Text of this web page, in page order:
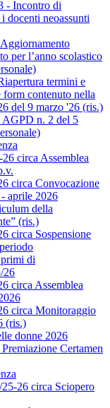
- Incontro di
docenti neoassunti
per l’anno scolastico
termini e
contenuto nella
del 9 marzo '26 (ris.)
AGPD n. 2 del 5
circa Assemblea
circa Convocazione
aprile 2026
della
(ris.)
circa Sospensione
primi di
26
circa Assemblea
circa Monitoraggio
(ris.)
donne 2026
Certamen
26 circa Sciopero